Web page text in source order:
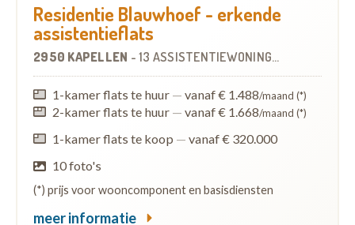
Residentie Blauwhoef - erkende
assistentieflats
2950 KAPELLEN - 13 ASSISTENTIEWONINGEN
1-kamer flats te huur — vanaf € 1.488/maand (*)
2-kamer flats te huur — vanaf € 1.668/maand (*)
1-kamer flats te koop — vanaf € 320.000
10 foto's
(*) prijs voor wooncomponent en basisdiensten
meer informatie